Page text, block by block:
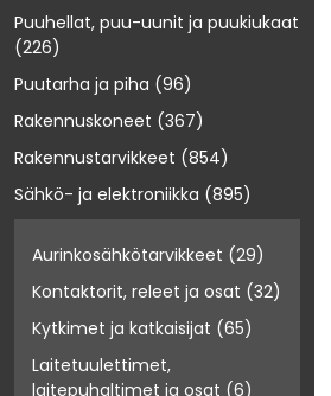
Puuhellat, puu-uunit ja puukiukaat
(226)
Puutarha ja piha (96)
Rakennuskoneet (367)
Rakennustarvikkeet (854)
Sähkö- ja elektroniikka (895)
Aurinkosähkötarvikkeet (29)
Kontaktorit, releet ja osat (32)
Kytkimet ja katkaisijat (65)
Laitetuulettimet,
laitepuhaltimet ja osat (6)